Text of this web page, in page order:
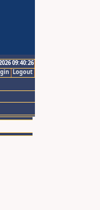
09:40:26
Logout